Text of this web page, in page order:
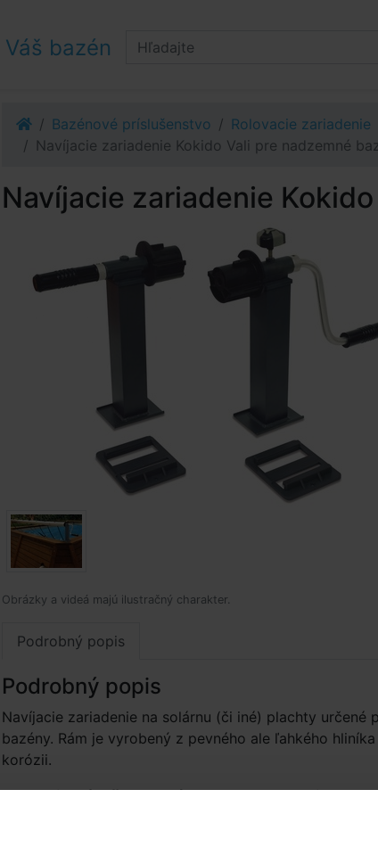
bazén
Bazénové príslušenstvo Rolovacie zariadenie
Navíjacie zariadenie Kokido Vali pre nadzemné
Navíjacie zariadenie
Obrázky a videá majú ilustračný charakter.
Podrobný popis
Podrobný popis
Navíjacie zariadenie na solárnu (či iné) plachty určené
bazény. Rám je vyrobený z pevného ale ľahkého
korózii.
Obsahuje príslušenstvo: úchyty pre upevnenie do